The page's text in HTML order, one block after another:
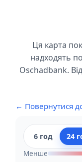
Ця карта
надходять
Oschadbank.
← Повернутися
6 год 24
Менше